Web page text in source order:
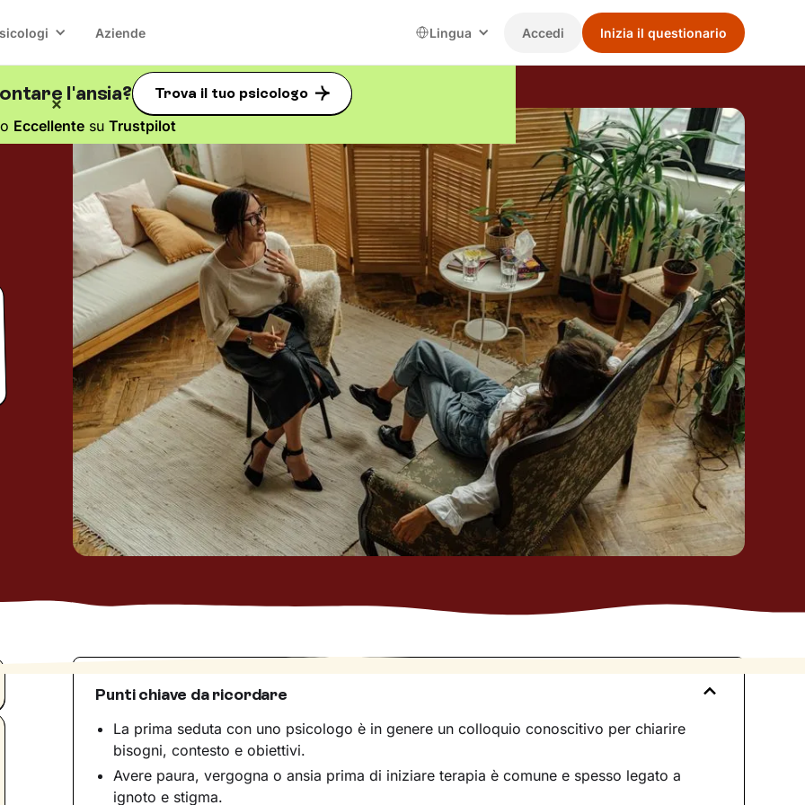
Aziende Lingua Accedi Inizia il questionario
l'ansia? Trova il tuo psicologo
Eccellente suTrustpilot
Punti chiave da ricordare
La prima seduta con uno psicologo è in genere un colloquio conoscitivo per chiarire
bisogni, contesto e obiettivi.
Avere paura, vergogna o ansia prima di iniziare terapia è comune e spesso legato a
ignoto e stigma.